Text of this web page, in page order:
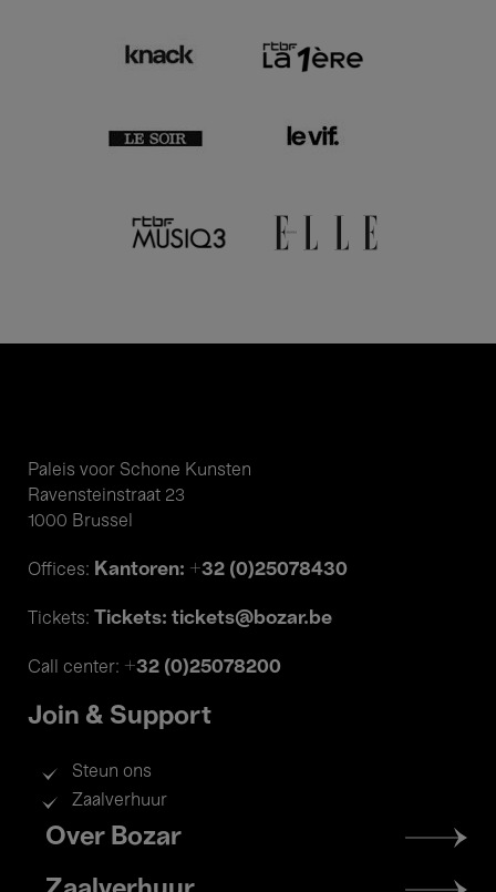
Paleis voor Schone Kunsten
Ravensteinstraat 23
1000 Brussel
Offices: Kantoren: +32 (0)25078430
Tickets: Tickets: tickets@bozar.be
Call center: +32 (0)25078200
Join & Support
Steun ons
Zaalverhuur
Footer
menu
Over Bozar